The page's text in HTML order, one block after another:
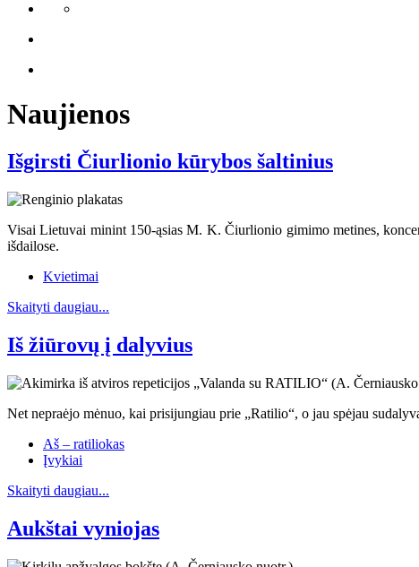
Naujienos
Išgirsti Čiurlionio kūrybos šaltinius
Visai Lietuvai minint 150-ąsias M. K. Čiurlionio gimimo metines,
išdailose.
Kvietimai
Skaityti daugiau...
Iš žiūrovų į dalyvius
Net nepraėjo mėnuo, kai prisijungiau prie „Ratilio“, o jau spėjau
Aš – ratiliokas
Įvykiai
Skaityti daugiau...
Aukštai vyniojas